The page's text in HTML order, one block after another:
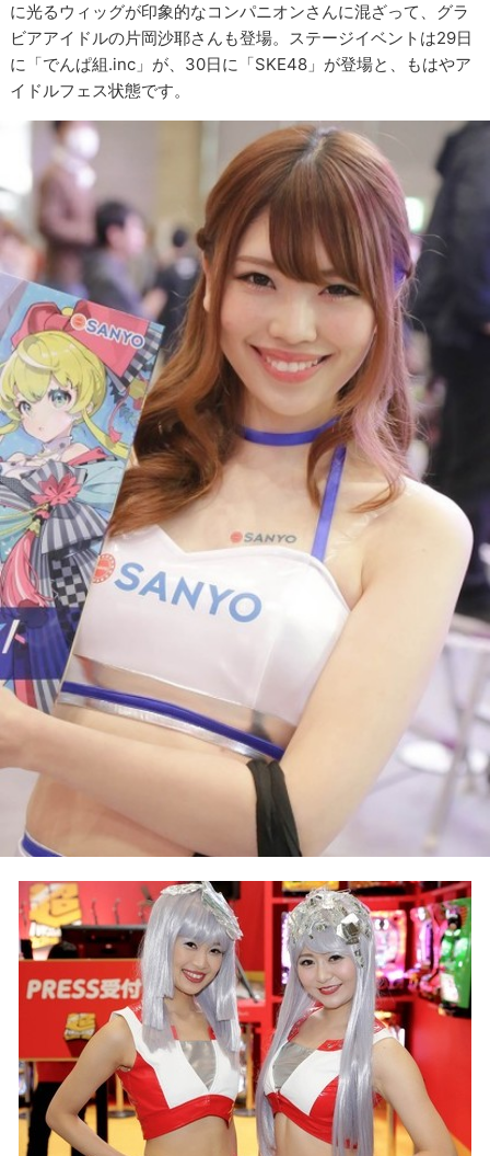
に光るウィッグが印象的なコンパニオンさんに混ざって、グラ
ビアアイドルの片岡沙耶さんも登場。ステージイベントは29日
に「でんぱ組.inc」が、30日に「SKE48」が登場と、もはやア
イドルフェス状態です。